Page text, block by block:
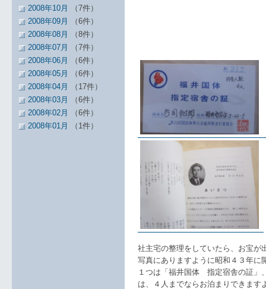
社主宅の整理をしていたら、お宝が
写真にありますように昭和４３年に
１つは「福井国体 指定宿舎の証」
は、４人までならお泊まりできます
2008年10月
（7件）
2008年09月
（6件）
2008年08月
（8件）
2008年07月
（7件）
2008年06月
（6件）
2008年05月
（6件）
2008年04月
（17件）
2008年03月
（6件）
2008年02月
（6件）
2008年01月
（1件）